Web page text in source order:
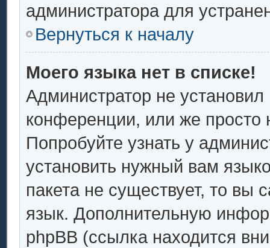
администратора для
Вернуться к началу
Моего языка нет в списке!
Администратор не
конференции, или же просто
Попробуйте узнать у
установить нужный вам
пакета не существует, то вы
язык. Дополнительную
phpBB (ссылка находится